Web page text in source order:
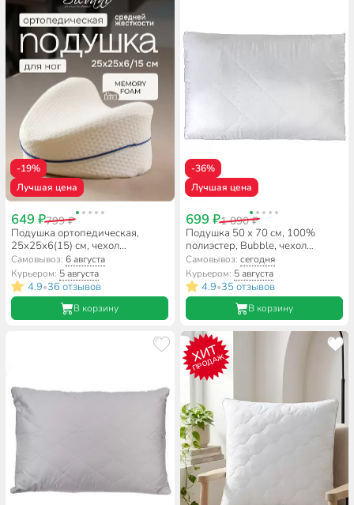
-19%
Лучшая цена
649 ₽799 ₽
Подушка ортопедическая,
25х25х6(15) см, чехол
полиэстер, с эффектом памяти,
средняя, для ног, Silvano,
TP2525
Самовывоз:6 августа
Курьером: 5 августа
4.9•36 отзывов
В корзину
-36%
Лучшая цена
699 ₽1 090 ₽
Подушка 50 х 70 см, 100%
полиэстер, Bubble, чехол
микрофибра 100% полиэстер,
средняя, Майская ночь
Самовывоз: сегодня
Курьером: 5 августа
4.9•35 отзывов
В корзину
ХИТ
ПРОДАЖ